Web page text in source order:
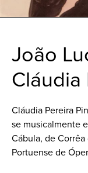
João
Cláudia
Cláudia Pereira
se musicalmente
Cábula, de
Portuense de